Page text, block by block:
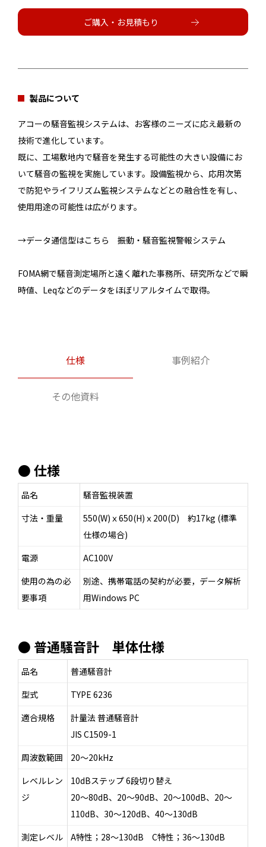
ご購入・お見積もり
製品について
アコーの騒音監視システムは、お客様のニーズに応え最新の
技術で進化しています。
既に、工場敷地内で騒音を発生する可能性の大きい設備にお
いて騒音の監視を実施しています。設備監視から、応用次第
で防犯やライフリズム監視システムなどとの融合性を有し、
使用用途の可能性は広がります。
→データ通信型はこちら 振動・騒音監視警報システム
FOMA網で騒音測定場所と遠く離れた事務所、研究所などで瞬
時値、Leqなどのデータをほぼリアルタイムで取得。
仕様 事例紹介
その他資料
● 仕様
品名
騒音監視装置
寸法・重量
550(W)ｘ650(H)ｘ200(D) 約17kg (標準
仕様の場合)
電源
AC100V
使用の為の必
要事項
別途、携帯電話の契約が必要，データ解析
用Windows PC
● 普通騒音計 単体仕様
品名
普通騒音計
型式
TYPE 6236
適合規格
計量法 普通騒音計
JIS C1509-1
周波数範囲
20～20kHz
レベルレン
ジ
10dBステップ 6段切り替え
20～80dB、20～90dB、20～100dB、20～
110dB、30～120dB、40～130dB
測定レベル
A特性；28～130dB C特性；36～130dB